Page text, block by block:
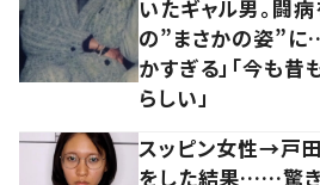
いたギャル男。闘
の”まさかの姿”に…
かすぎる」「今も昔
らしい」
スッピン女性→戸
をした結果……驚き